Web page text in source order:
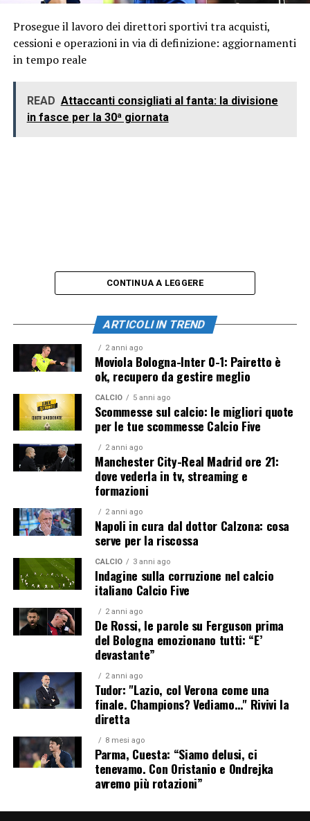
Prosegue il lavoro dei direttori sportivi tra acquisti,
cessioni e operazioni in via di definizione: aggiornamenti
in tempo reale
READ Attaccanti consigliati al fanta: la divisione
in fasce per la 30ª giornata
CONTINUA A LEGGERE
ARTICOLI IN TREND
2 anni ago
Moviola Bologna-Inter 0-1: Pairetto è
ok, recupero da gestire meglio
CALCIO 5 anni ago
Scommesse sul calcio: le migliori quote
per le tue scommesse Calcio Five
2 anni ago
Manchester City-Real Madrid ore 21:
dove vederla in tv, streaming e
formazioni
2 anni ago
Napoli in cura dal dottor Calzona: cosa
serve per la riscossa
CALCIO 3 anni ago
Indagine sulla corruzione nel calcio
italiano Calcio Five
2 anni ago
De Rossi, le parole su Ferguson prima
del Bologna emozionano tutti: “E’
devastante”
2 anni ago
Tudor: "Lazio, col Verona come una
finale. Champions? Vediamo…" Rivivi la
diretta
8 mesi ago
Parma, Cuesta: “Siamo delusi, ci
tenevamo. Con Oristanio e Ondrejka
avremo più rotazioni”